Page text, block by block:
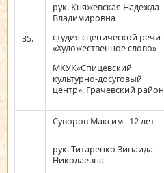
35.
рук. Княжевская Надежда
Владимировна
студия сценической речи
«Художественное слово»
МКУК«Спицевский
культурно-досуговый
центр», Грачевский район
Суворов Максим 12 лет
рук. Титаренко Зинаида
Николаевна